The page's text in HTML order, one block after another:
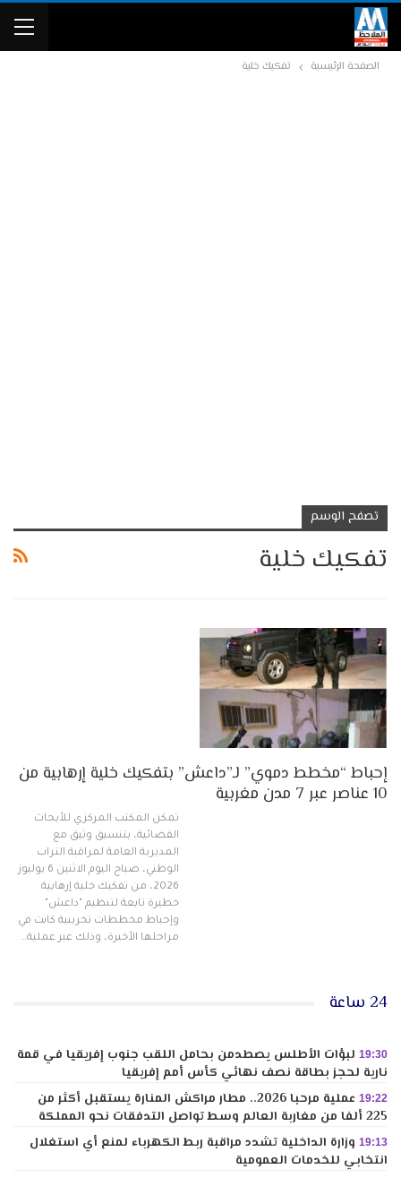
الصفحة الرئيسية تفكيك خلية
تصفح الوسم
تفكيك خلية
إحباط “مخطط دموي” لـ”داعش” بتفكيك خلية إرهابية من
10 عناصر عبر 7 مدن مغربية
تمكن المكتب المركزي للأبحاث
القضائية، بتنسيق وثيق مع
المديرية العامة لمراقبة التراب
الوطني، صباح اليوم الاثنين 6 يوليوز
2026، من تفكيك خلية إرهابية
خطيرة تابعة لتنظيم "داعش"
وإحباط مخططات تخريبية كانت في
مراحلها الأخيرة، وذلك عبر عملية…
24 ساعة
19:30 لبؤات الأطلس يصطدمن بحامل اللقب جنوب إفريقيا في قمة
نارية لحجز بطاقة نصف نهائي كأس أمم إفريقيا
19:22
عملية مرحبا 2026.. مطار مراكش المنارة يستقبل أكثر من
225 ألفا من مغاربة العالم وسط تواصل التدفقات نحو المملكة
19:13 وزارة الداخلية تشدد مراقبة ربط الكهرباء لمنع أي استغلال
انتخابي للخدمات العمومية